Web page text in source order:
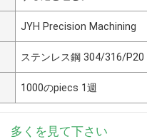
JYH Precision Machining
ステンレス鋼 304/316/P20
1000のpiecs 1週
多くを見て下さい